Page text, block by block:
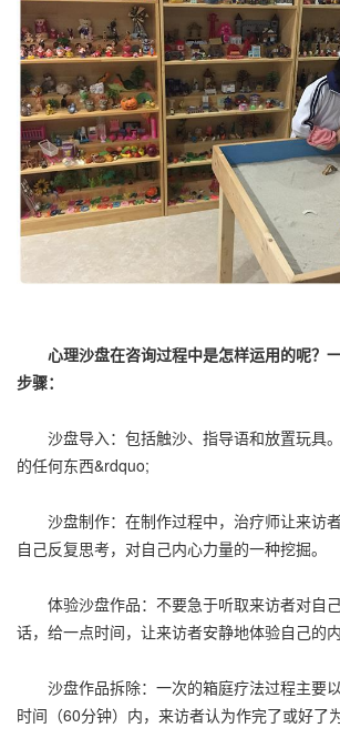
心理沙盘在咨询过程中是怎样运用的呢？
步骤：
沙盘导入：包括触沙、指导语和放置玩具
的任何东西&rdquo;
沙盘制作：在制作过程中，治疗师让来访者
自己反复思考，对自己内心力量的一种挖掘。
体验沙盘作品：不要急于听取来访者对自
话，给一点时间，让来访者安静地体验自己的内
沙盘作品拆除：一次的箱庭疗法过程主要
时间（60分钟）内，来访者认为作完了或好了